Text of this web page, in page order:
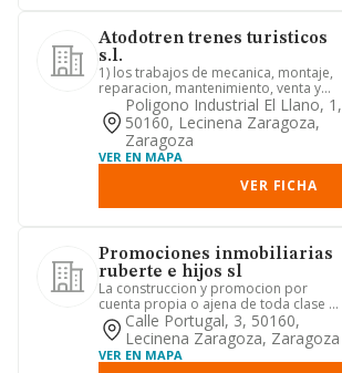
Atodotren trenes turisticos
s.l.
1) los trabajos de mecanica, montaje,
reparacion, mantenimiento, venta y
alquiler de todo tipo de v...
Poligono Industrial El Llano, 1,
50160, Lecinena Zaragoza,
Zaragoza
VER EN MAPA
VER FICHA
Promociones inmobiliarias
ruberte e hijos sl
La construccion y promocion por
cuenta propia o ajena de toda clase de
edificaciones publicas o pri...
Calle Portugal, 3, 50160,
Lecinena Zaragoza, Zaragoza
VER EN MAPA